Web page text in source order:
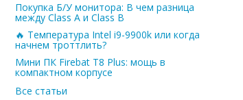
Покупка Б/У монитора: В чем разница
между Class A и Class B
🔥 Температура Intel i9-9900k или когда
начнем троттлить?
Мини ПК Firebat T8 Plus: мощь в
компактном корпусе
Все статьи